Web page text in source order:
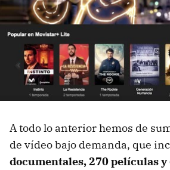
A todo lo anterior hemos de
de vídeo bajo demanda, que
documentales, 270 películas